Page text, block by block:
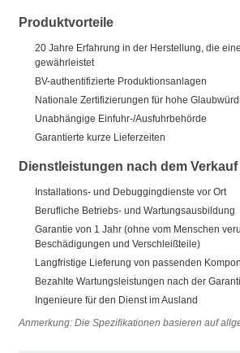
Produktvorteile
20 Jahre Erfahrung in der Herstellung, die
gewährleistet
BV-authentifizierte Produktionsanlagen
Nationale Zertifizierungen für hohe
Unabhängige Einfuhr-/Ausfuhrbehörde
Garantierte kurze Lieferzeiten
Dienstleistungen nach dem Verkauf
Installations- und Debuggingdienste vor Ort
Berufliche Betriebs- und Wartungsausbildung
Garantie von 1 Jahr (ohne vom Menschen
Beschädigungen und Verschleißteile)
Langfristige Lieferung von passenden
Bezahlte Wartungsleistungen nach der
Ingenieure für den Dienst im Ausland
Anmerkung: Die Spezifikationen basieren auf